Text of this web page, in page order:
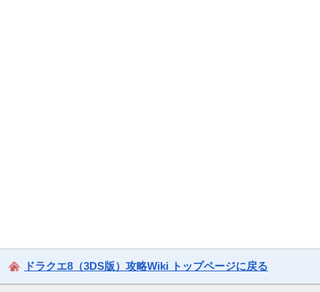
ドラクエ8（3DS版）攻略Wiki トップページに戻る